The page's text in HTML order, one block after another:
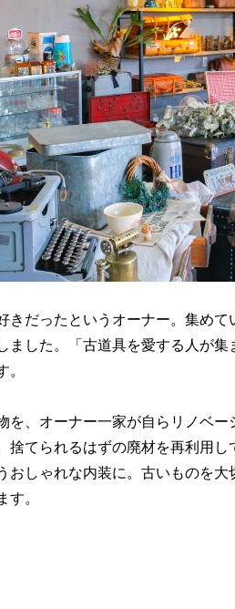
きだったというオーナー。集め
ました。「古道具を愛する人が集
。
を、オーナー一家が自らリノベ
捨てられるはずの廃材を再利用
おしゃれな内装に。古いものを
す。